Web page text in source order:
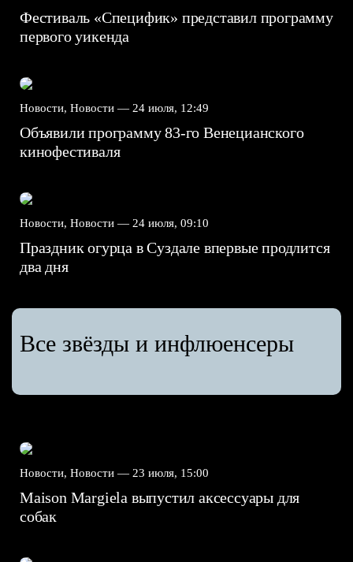
Фестиваль «Специфик» представил программу
первого уикенда
Новости, Новости — 24 июля, 12:49
Объявили программу 83-го Венецианского
кинофестиваля
Новости, Новости — 24 июля, 09:10
Праздник огурца в Суздале впервые продлится
два дня
Все звёзды и инфлюенсеры
Новости, Новости — 23 июля, 15:00
Maison Margiela выпустил аксессуары для
собак